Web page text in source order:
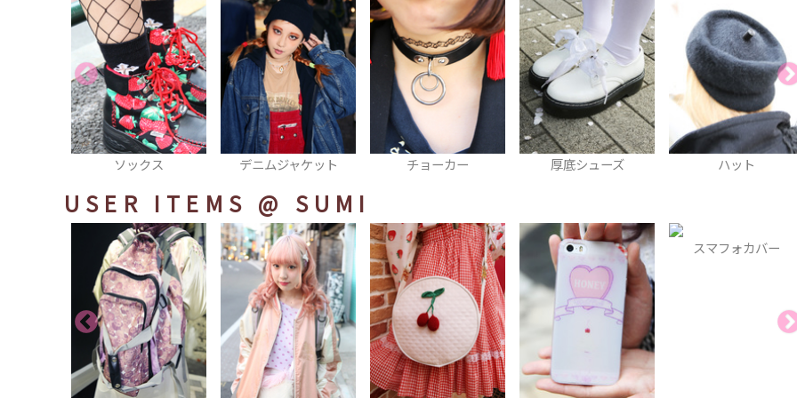
デニムジャケット チョーカー 厚底シューズ ハット
USER ITEMS @ SUMI
スマフォカバー